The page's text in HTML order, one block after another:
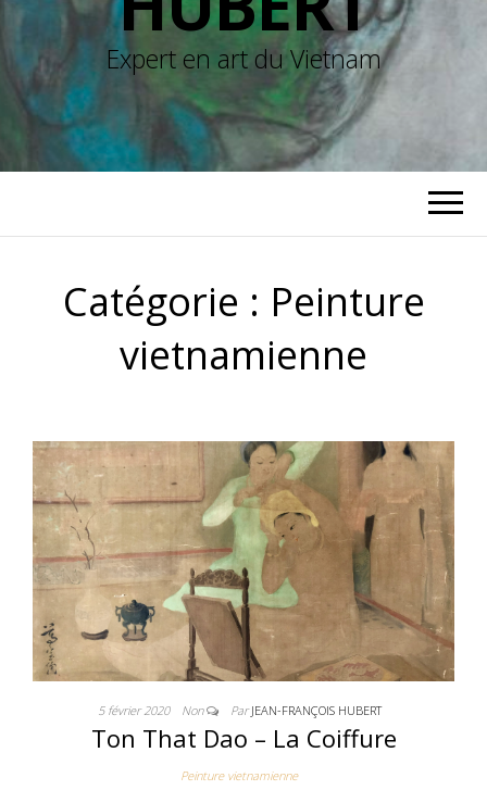
Expert en art du Vietnam
Catégorie : Peinture
vietnamienne
5 février 2020 Non ParJEAN-FRANÇOIS HUBERT
Ton That Dao – La Coiffure
Peinture vietnamienne